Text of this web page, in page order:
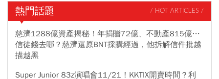
熱門話題 / HOT ARTICLES /
慈濟1288億資產揭秘！年捐贈72億、不動產815億…
信徒錢去哪？慈濟還原BNT採購經過，他拆解信件批越
描越黑
Super Junior 83z演唱會11/21！KKTIX開賣時間？利